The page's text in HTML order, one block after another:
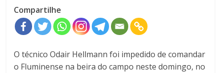
Compartilhe
O técnico Odair Hellmann foi impedido de comandar
o Fluminense na beira do campo neste domingo, no